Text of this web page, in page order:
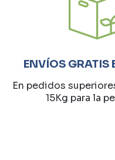
ENVÍOS
En pedidos
15Kg para la